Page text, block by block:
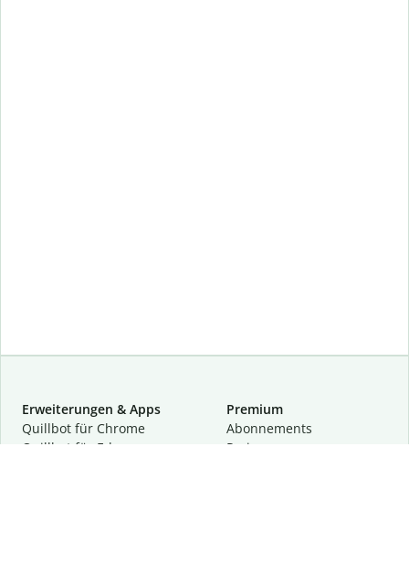
Erweiterungen & Apps
Quillbot für Chrome
Quillbot für Edge
Premium
Abon­ne­ments
Preise